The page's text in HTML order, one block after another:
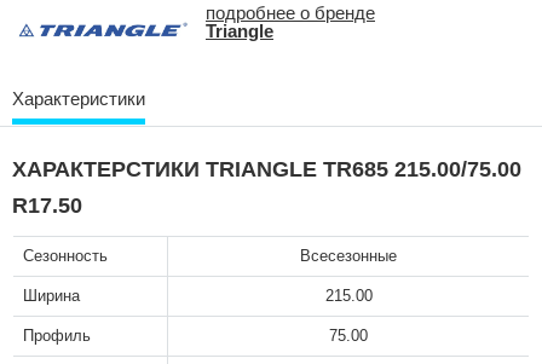
подробнее о бренде
Triangle
Характеристики
ХАРАКТЕРСТИКИ TRIANGLE TR685 215.00/75.00
R17.50
Сезонность Всесезонные
Ширина 215.00
Профиль 75.00